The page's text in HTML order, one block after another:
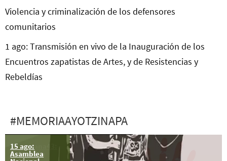
Violencia y criminalización de los defensores
comunitarios
1 ago: Transmisión en vivo de la Inauguración de los
Encuentros zapatistas de Artes, y de Resistencias y
Rebeldías
#MEMORIAAYOTZINAPA
15 ago:
Asamblea
#Caravana43:
Aclaración